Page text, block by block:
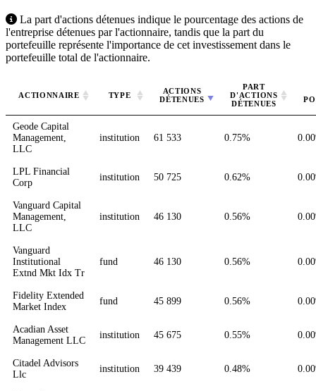
La part d'actions détenues indique le pourcentage des actions de
l'entreprise détenues par l'actionnaire, tandis que la part du
portefeuille représente l'importance de cet investissement dans le
portefeuille total de l'actionnaire.
ACTIONNAIRE TYPE
ACTIONS
DÉTENUES
PART
D'ACTIONS
DÉTENUES
Geode Capital
Management,
LLC
institution 61 533 0.75%
LPL Financial
Corp
institution 50 725 0.62%
Vanguard Capital
Management,
LLC
institution 46 130 0.56%
Vanguard
Institutional
Extnd Mkt Idx Tr
fund 46 130 0.56%
Fidelity Extended
Market Index
fund 45 899 0.56%
Acadian Asset
Management LLC
institution 45 675 0.55%
Citadel Advisors
Llc
institution 39 439 0.48%